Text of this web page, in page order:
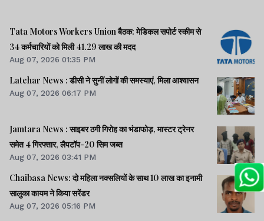
Tata Motors Workers Union बैठक: मेडिकल सपोर्ट स्कीम से
34 कर्मचारियों को मिली 41.29 लाख की मदद
Aug 07, 2026 01:35 PM
Latehar News : डीसी ने सुनीं लोगों की समस्याएं, मिला आश्वासन
Aug 07, 2026 06:17 PM
Jamtara News : साइबर ठगी गिरोह का भंडाफोड़, मास्टर ट्रेनर
समेत 4 गिरफ्तार, लैपटॉप-20 सिम जब्त
Aug 07, 2026 03:41 PM
Chaibasa News: दो महिला नक्सलियों के साथ 10 लाख का इनामी
सालुका कायम ने किया सरेंडर
Aug 07, 2026 05:16 PM